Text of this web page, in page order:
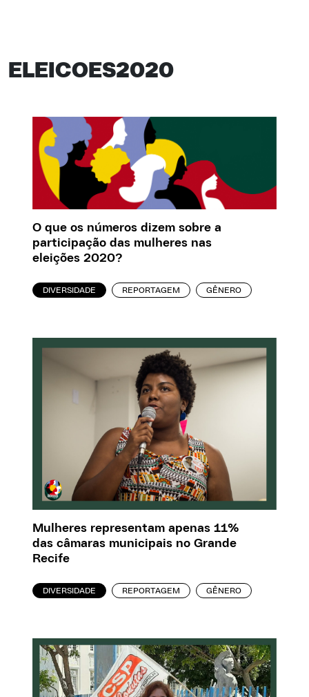
ELEICOES2020
O que os números dizem sobre a
participação das mulheres nas
eleições 2020?
DIVERSIDADE REPORTAGEM GÊNERO
Mulheres representam apenas 11%
das câmaras municipais no Grande
Recife
DIVERSIDADE REPORTAGEM GÊNERO